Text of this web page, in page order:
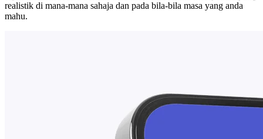
realistik di mana-mana sahaja dan pada bila-bila masa yang anda
mahu.